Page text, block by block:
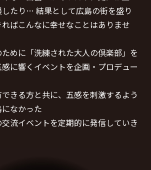
たり… 結果として広島の街を盛り
ればこんなに幸せなことはありませ
めに「洗練された大人の倶楽部」を
に響くイベントを企画・プロデュー
きる方と共に、五感を刺激するよう
なかった
流イベントを定期的に発信していき